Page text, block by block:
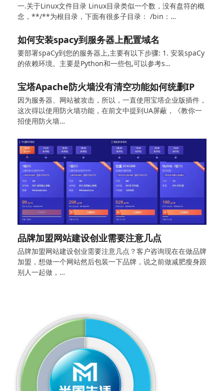
一.关于Linux文件目录 Linux目录类似一个数，没有盘符的概
念，**/**为根目录，下面有很多子目录： /bin：…
如何安装spacy到服务器上配置域名
要部署spaCy到您的服务器上,主要有以下步骤: 1. 安装spaCy
的依赖环境。主要是Python和一些包,可以参考s…
宝塔Apache防火墙没有清空功能如何统删IP
因为服务器、网站被攻击，所以，一直使用宝塔企业版插件，
这次得以使用防火墙功能，在前文中提到UA屏蔽，《教你一
招使用防火墙…
品牌加盟网站建设创业需要注意几点
品牌加盟网站建设创业需要注意几点？客户咨询现在在做品牌
加盟，想做一个网站然后包装一下品牌，说之前做减肥瘦身跟
别人一起做，…